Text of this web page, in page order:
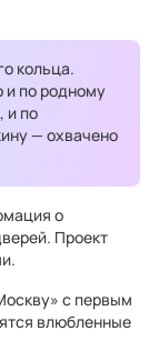
кольца.
и по родному
и по
— охвачено
о
Проект
с первым
влюбленные